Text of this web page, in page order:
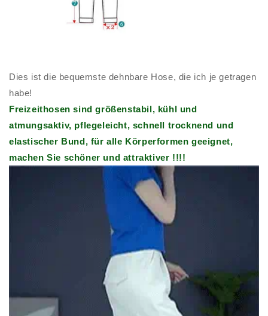
Dies ist die bequemste dehnbare Hose, die ich je getragen
habe!
Freizeithosen sind größenstabil, kühl und
atmungsaktiv, pflegeleicht, schnell trocknend und
elastischer Bund, für alle Körperformen geeignet,
machen Sie schöner und attraktiver !!!!